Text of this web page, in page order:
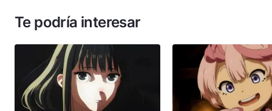
Te podría interesar